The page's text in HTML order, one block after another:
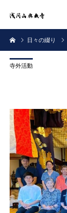
日々の綴り
寺外活動